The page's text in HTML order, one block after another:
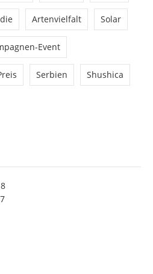
Artenvielfalt Solar
Event
Serbien Shushica